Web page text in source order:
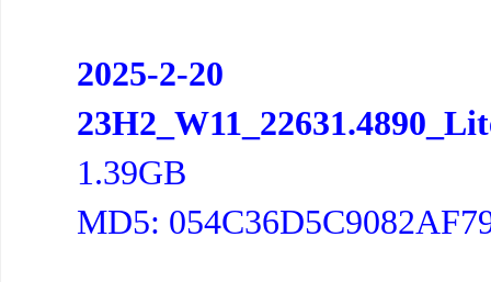
2025-2-20
1.39GB
MD5: